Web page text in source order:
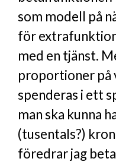
som modell på
för
med en tjänst.
proportioner på
spenderas i ett
man ska kunna
(tusentals?)
föredrar jag